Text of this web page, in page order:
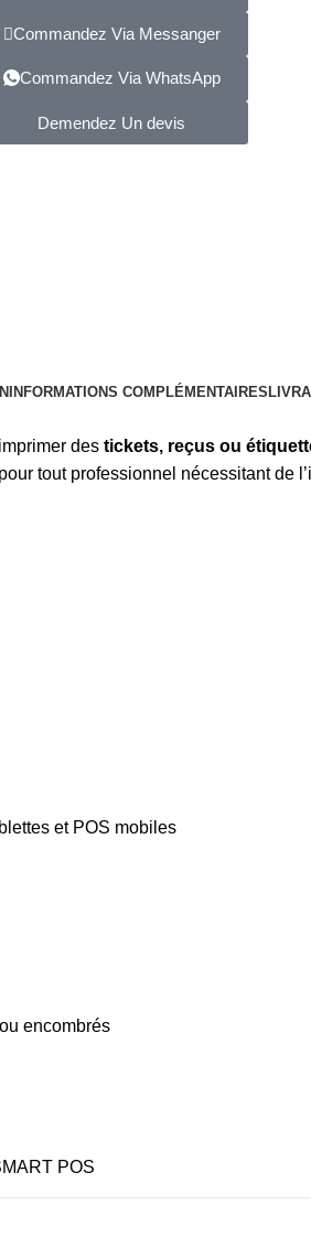
Commandez Via Messanger
Commandez Via WhatsApp
Demendez Un devis
INFORMATIONS COMPLÉMENTAIRES
des tickets, reçus ou
tout professionnel nécessitant de
et POS mobiles
encombrés
POS